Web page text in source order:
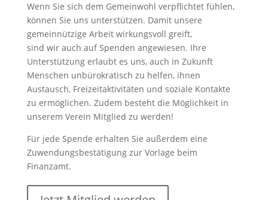
Wenn Sie sich dem Gemeinwohl verpflichtet fühlen,
können Sie uns unterstützen. Damit unsere
gemeinnützige Arbeit wirkungsvoll greift,
sind wir auch auf Spenden angewiesen. Ihre
Unterstützung erlaubt es uns, auch in Zukunft
Menschen unbürokratisch zu helfen, ihnen
Austausch, Freizeitaktivitäten und soziale Kontakte
zu ermöglichen. Zudem besteht die Möglichkeit in
unserem Verein Mitglied zu werden!
Für jede Spende erhalten Sie außerdem eine
Zuwendungsbestätigung zur Vorlage beim
Finanzamt.